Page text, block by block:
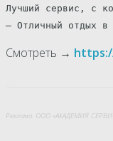
Лучший сервис, с
— Отличный отдых
Смотреть →
Реклама. ООО «АКАДЕМИЯ